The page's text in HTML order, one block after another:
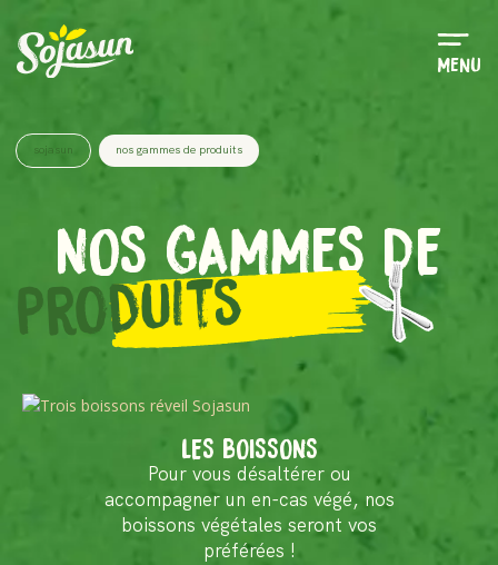
Menu
sojasun nos gammes de produits
NOS GAMMES DE
Produits
LES BOISSONS
Pour vous désaltérer ou
accompagner un en-cas végé, nos
boissons végétales seront vos
préférées !